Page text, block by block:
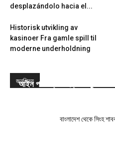
desplazándolo hacia el...
Historisk utvikling av
kasinoer Fra gamle spill til
moderne underholdning
জনপ্রিয়
আইন পাস: প্রাণী হত্যা-নিষ্ঠুরতা
বাংলাদেশ থেকে সিংহ